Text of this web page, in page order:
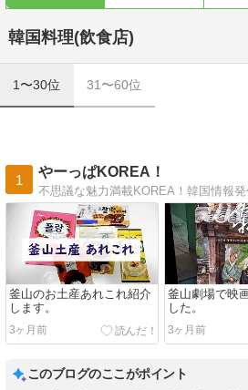
韓国料理(飲食店)
1〜30位 31〜60位
1
やーっぱKOREA！
不思議な魅力満載KOREA！韓国情報発
釜山のお土産あれこれ紹介
します。
3ヶ月前
釜山劇場で映
した。
3ヶ月前
このブログのここがポイント